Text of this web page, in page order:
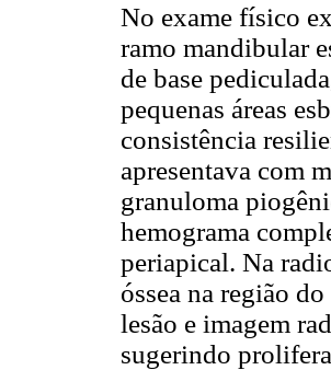
No exame físico
ramo mandibular
de base
pequenas áreas
consistência
apresentava com
granuloma
hemograma
periapical. Na
óssea na região
lesão e imagem
sugerindo